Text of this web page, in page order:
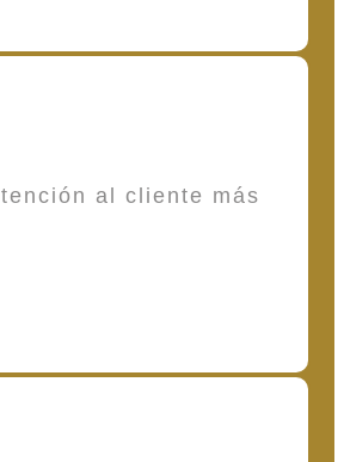
al cliente más